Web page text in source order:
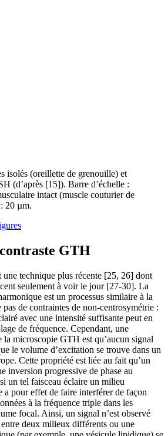
isolés (oreillette de grenouille) et
(d’après [15]). Barre d’échelle :
intact (muscle couturier de
20 µm.
GTH
technique plus récente [25, 26] dont
seulement à voir le jour [27-30]. La
est un processus similaire à la
de contraintes de non-centrosymétrie :
avec une intensité suffisante peut en
de fréquence. Cependant, une
la microscopie GTH est qu’aucun signal
le volume d’excitation se trouve dans un
Cette propriété est liée au fait qu’un
inversion progressive de phase au
un tel faisceau éclaire un milieu
a pour effet de faire interférer de façon
à la fréquence triple dans les
focal. Ainsi, un signal n’est observé
deux milieux différents ou une